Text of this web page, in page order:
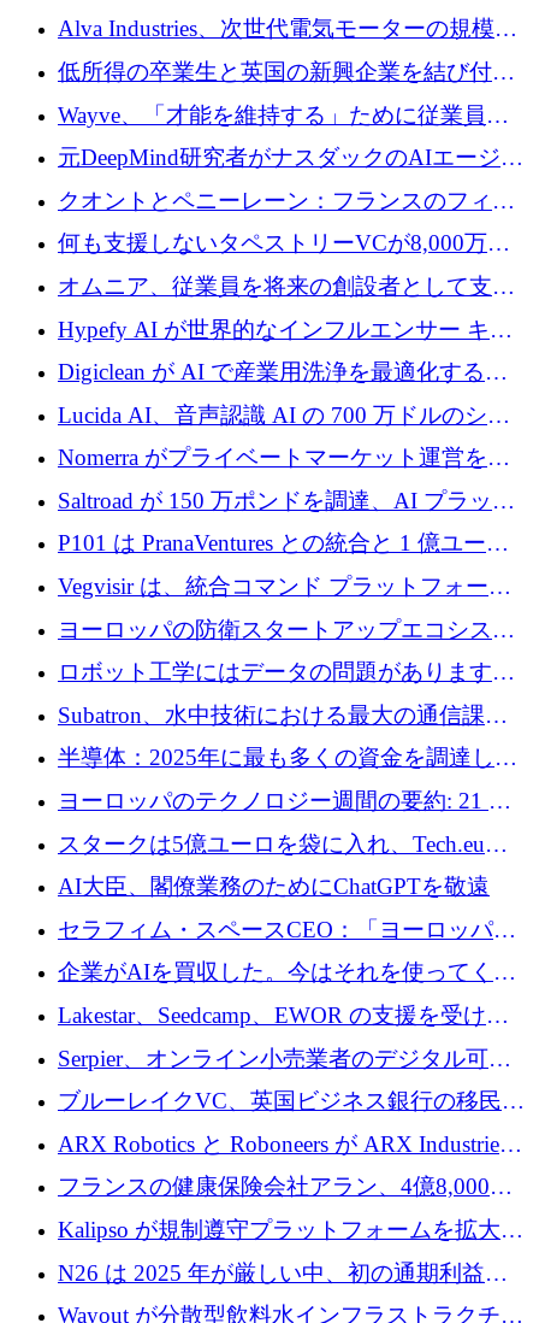
クプラットフォームの開発に65万ユーロを確
Alva Industries、次世代電気モーターの規模拡
大に 1,600 万ユーロを調達
低所得の卒業生と英国の新興企業を結び付け
るためにCommon Pathを開始
Wayve、「才能を維持する」ために従業員に
8,500万ドルの株式公開買い付けを実施
元DeepMind研究者がナスダックのAIエージェ
ントを拡張するためにCreandumの資金調達で
記録を獲得
クオントとペニーレーン：フランスのフィン
テックの友人と敵
何も支援しないタペストリーVCが8,000万ド
ルの資金を調達、ロンドン事務所を開設
オムニア、従業員を将来の創設者として支援
するために Firedrop でファンドを立ち上げる
Hypefy AI が世界的なインフルエンサー キャ
ンペーンを自動化するためにシリーズ A で
720 万ドルを調達
Digiclean が AI で産業用洗浄を最適化するた
めに 250 万ユーロを調達
Lucida AI、音声認識 AI の 700 万ドルのシー
ドラウンドを終了
Nomerra がプライベートマーケット運営を自
動化するために 200 万ドルを調達
Saltroad が 150 万ポンドを調達、AI プラット
フォーム Ogma を買収して子ども向け言語療
P101 は PranaVentures との統合と 1 億ユーロ
のファンドによりシード投資に拡大
Vegvisir は、統合コマンド プラットフォーム
を通じて関連する無人システムを接続するた
めの資金を調達します
ヨーロッパの防衛スタートアップエコシステ
ムとなったハッカソン
ロボット工学にはデータの問題があります。
Macrodata Labs はそれを解決したいと考えて
Subatron、水中技術における最大の通信課題
の 1 つに取り組むために 16 万 2,000 ユーロを
半導体：2025年に最も多くの資金を調達した
10社
ヨーロッパのテクノロジー週間の要約: 21 億
ユーロの取引と Tech.eu Funding Explorer
スタークは5億ユーロを袋に入れ、Tech.eu
Funding Explorerの立ち上げ、そしてルクセン
ブルクの大きな野望
AI大臣、閣僚業務のためにChatGPTを敬遠
セラフィム・スペースCEO：「ヨーロッパは
追いつきつつある」
企業がAIを買収した。今はそれを使ってくれ
る人々が必要です
Lakestar、Seedcamp、EWOR の支援を受け、
SE3 が自律システム用の空間 AI プラットフォ
ームを発表
Serpier、オンライン小売業者のデジタル可視
性向上を支援するために 140 万ユーロを調達
ブルーレイクVC、英国ビジネス銀行の移民主
導スタートアップ支援で初のファンド獲得に
ARX Robotics と Roboneers が ARX Industries
を設立し、無人地上車両の生産を拡大
フランスの健康保険会社アラン、4億8,000万
ユーロの資金調達ラウンドで合意
Kalipso が規制遵守プラットフォームを拡大す
るために 320 万ドルを調達
N26 は 2025 年が厳しい中、初の通期利益を
達成
Wayout が分散型飲料水インフラストラクチャ